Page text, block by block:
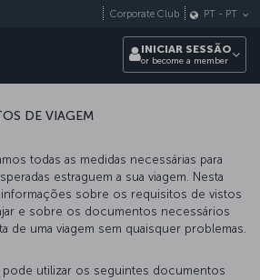
Corporate Club PT - PT
INICIAR SESSÃO
or become a member
DE VIAGEM
todas as medidas necessárias para
estraguem a sua viagem. Nesta
sobre os requisitos de vistos
e sobre os documentos necessários
de uma viagem sem quaisquer problemas.
pode utilizar os seguintes documentos